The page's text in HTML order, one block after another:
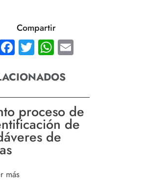
Compartir
Facebook
TwitterWhatsApp
proceso de
de
de
más